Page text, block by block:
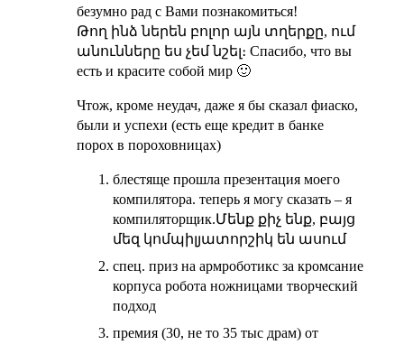
безумно рад с Вами познакомиться!
Թող ինձ ներեն բոլոր այն տղերքը, ում
անունները ես չեմ նշել։ Спасибо, что вы
есть и красите собой мир 🙂
Чтож, кроме неудач, даже я бы сказал фиаско,
были и успехи (есть ещекредит в банке
порох в пороховницах)
блестяще прошла презентация моего
компилятора. теперь я могу сказать – я
компиляторщик.Մենք քիչ ենք, բայց
մեզ կոմպիլյատորշիկ են ասում
спец. приз на армроботикс за кромсание
корпуса робота ножницами творческий
подход
премия (30, не то 35 тыс драм) от